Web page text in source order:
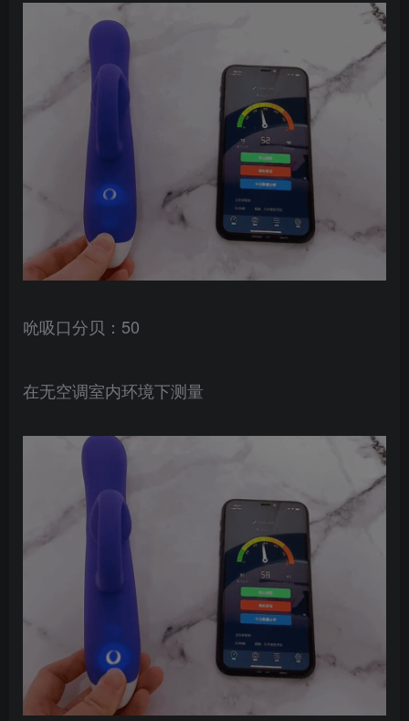
吮吸口分贝：50
在无空调室内环境下测量